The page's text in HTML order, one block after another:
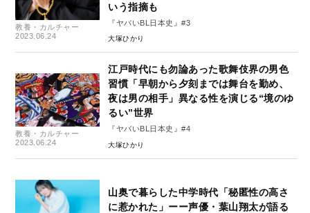
教養・カルチャー
2023.06.24
いう指摘も
『ヤバいBL日本史』#3
大塚ひかり
教養・カルチャー
2023.06.24
江戸時代にも勿論あった歌舞伎界の男色
習慣「早朝から夕刻までは舞台を勤め、
夜は男の相手」異なる性を演じる“境のゆ
るい”世界
『ヤバいBL日本史』#4
大塚ひかり
山奥で暮らした中学時代「秘匿性の高さ
に惹かれた」ーー声優・葉山翔太が語る